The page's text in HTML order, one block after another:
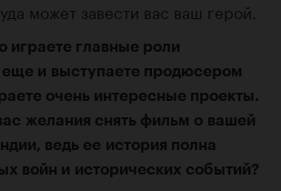
может завести вас ваш герой.
играете главные роли
и выступаете продюсером
очень интересные проекты.
желания снять фильм о вашей
ведь ее история полна
войн и исторических событий?